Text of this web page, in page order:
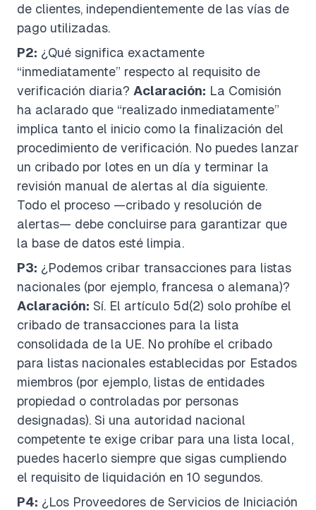
de clientes, independientemente de las vías de
pago utilizadas.
P2: ¿Qué significa exactamente
“inmediatamente” respecto al requisito de
verificación diaria? Aclaración: La Comisión
ha aclarado que “realizado inmediatamente”
implica tanto el inicio como la finalización del
procedimiento de verificación. No puedes lanzar
un cribado por lotes en un día y terminar la
revisión manual de alertas al día siguiente.
Todo el proceso —cribado y resolución de
alertas— debe concluirse para garantizar que
la base de datos esté limpia.
P3: ¿Podemos cribar transacciones para listas
nacionales (por ejemplo, francesa o alemana)?
Aclaración: Sí. El artículo 5d(2) solo prohíbe el
cribado de transacciones para la lista
consolidada de la UE. No prohíbe el cribado
para listas nacionales establecidas por Estados
miembros (por ejemplo, listas de entidades
propiedad o controladas por personas
designadas). Si una autoridad nacional
competente te exige cribar para una lista local,
puedes hacerlo siempre que sigas cumpliendo
el requisito de liquidación en 10 segundos.
P4: ¿Los Proveedores de Servicios de Iniciación